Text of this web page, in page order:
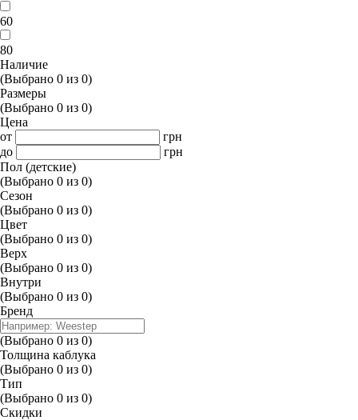
60
80
Наличие
(Выбрано 0 из 0)
Размеры
(Выбрано 0 из 0)
Цена
от
грн
до
грн
Пол (детские)
(Выбрано 0 из 0)
Сезон
(Выбрано 0 из 0)
Цвет
(Выбрано 0 из 0)
Верх
(Выбрано 0 из 0)
Внутри
(Выбрано 0 из 0)
Бренд
(Выбрано 0 из 0)
Толщина каблука
(Выбрано 0 из 0)
Тип
(Выбрано 0 из 0)
Скидки